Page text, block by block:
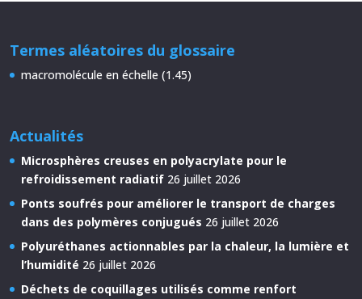
Termes aléatoires du glossaire
macromolécule en échelle (1.45)
Actualités
Microsphères creuses en polyacrylate pour le
refroidissement radiatif 26 juillet 2026
Ponts soufrés pour améliorer le transport de charges
dans des polymères conjugués 26 juillet 2026
Polyuréthanes actionnables par la chaleur, la lumière et
l’humidité 26 juillet 2026
Déchets de coquillages utilisés comme renfort